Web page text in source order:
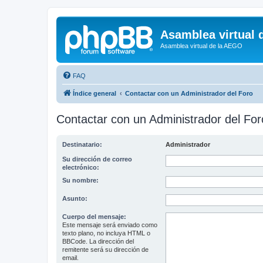
Asamblea virtual
Asamblea virtual de la AEGO
FAQ
Índice general Contactar con un Administrador del Foro
Contactar con un Administrador del
Destinatario: Administrador
Su dirección de correo
electrónico:
Su nombre:
Asunto:
Cuerpo del mensaje:
Este mensaje será enviado como
texto plano, no incluya HTML o
BBCode. La dirección del
remitente será su dirección de
email.